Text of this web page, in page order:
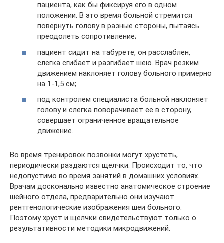
пациента, как бы фиксируя его в одном
положении. В это время больной стремится
повернуть голову в разные стороны, пытаясь
преодолеть сопротивление;
пациент сидит на табурете, он расслаблен,
слегка сгибает и разгибает шею. Врач резким
движением наклоняет голову больного примерно
на 1-1,5 см;
под контролем специалиста больной наклоняет
голову и слегка поворачивает ее в сторону,
совершает ограниченное вращательное
движение.
Во время тренировок позвонки могут хрустеть,
периодически раздаются щелчки. Происходит то, что
недопустимо во время занятий в домашних условиях.
Врачам досконально известно анатомическое строение
шейного отдела, предварительно они изучают
рентгенологические изображения шеи больного.
Поэтому хруст и щелчки свидетельствуют только о
результативности методики микродвижений.